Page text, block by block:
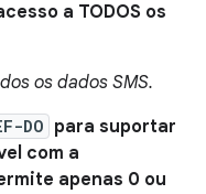
a TODOS os
os dados SMS.
DO para suportar
com a
apenas 0 ou